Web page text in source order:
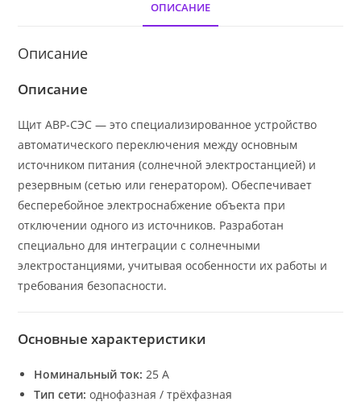
ОПИСАНИЕ
Описание
Описание
Щит АВР-СЭС — это специализированное устройство
автоматического переключения между основным
источником питания (солнечной электростанцией) и
резервным (сетью или генератором). Обеспечивает
бесперебойное электроснабжение объекта при
отключении одного из источников. Разработан
специально для интеграции с солнечными
электростанциями, учитывая особенности их работы и
требования безопасности.
Основные характеристики
Номинальный ток: 25 А
Тип сети: однофазная / трёхфазная